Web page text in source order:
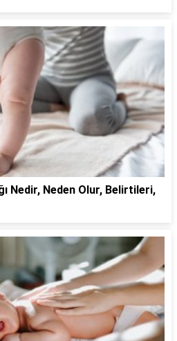
Nedir, Neden Olur, Belirtileri,